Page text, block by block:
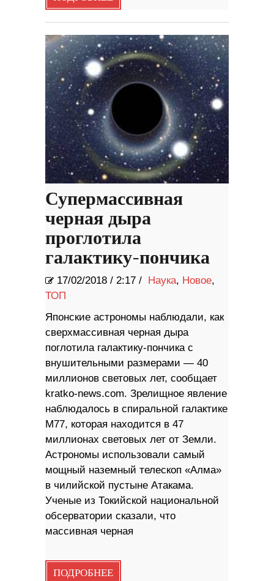
Супермассивная
черная дыра
проглотила
галактику-пончика
17/02/2018 / 2:17 / Наука, Новое,
ТОП
Японские астрономы наблюдали, как
сверхмассивная черная дыра
поглотила галактику-пончика с
внушительными размерами — 40
миллионов световых лет, сообщает
kratko-news.com. Зрелищное явление
наблюдалось в спиральной галактике
M77, которая находится в 47
миллионах световых лет от Земли.
Астрономы использовали самый
мощный наземный телескоп «Алма»
в чилийской пустыне Атакама.
Ученые из Токийской национальной
обсерватории сказали, что
массивная черная
ПОДРОБНЕЕ